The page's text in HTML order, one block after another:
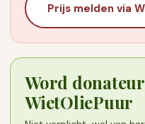
Prijs melden via
Word
WietOliePuur